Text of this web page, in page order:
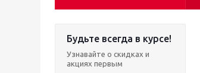
Будьте всегда в курсе!
Узнавайте о скидках и
акциях первым